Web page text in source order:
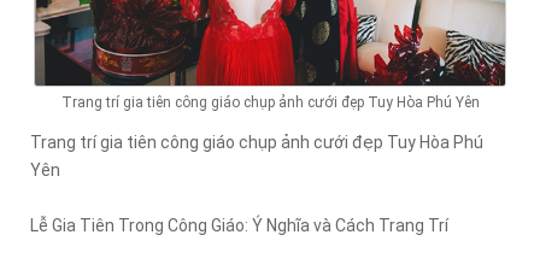
Trang trí gia tiên công giáo chụp ảnh cưới đẹp Tuy Hòa Phú Yên
Trang trí gia tiên công giáo chụp ảnh cưới đẹp Tuy Hòa Phú
Yên
Lễ Gia Tiên Trong Công Giáo: Ý Nghĩa và Cách Trang Trí